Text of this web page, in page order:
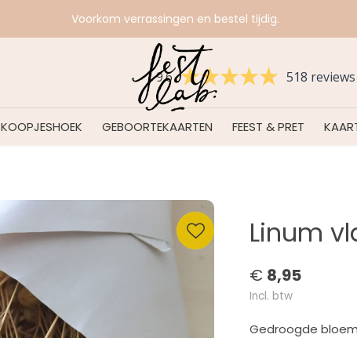
KOOPJESHOEK GEBOORTEKAARTEN FEEST & PRET
9.6 518 reviews
Voorkom verrassingen en bestel tijdig.
Linum
€ 8,95
Incl. btw
Gedroogde